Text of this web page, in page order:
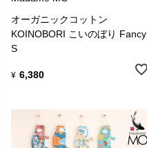
オーガニックコットン
KOINOBORI こいのぼり Fancy
S
¥ 6,380